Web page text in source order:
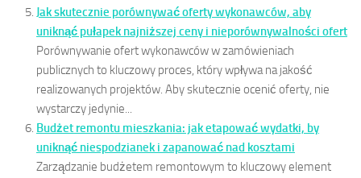
Jak skutecznie porównywać oferty wykonawców, aby
uniknąć pułapek najniższej ceny i nieporównywalności ofert
Porównywanie ofert wykonawców w zamówieniach
publicznych to kluczowy proces, który wpływa na jakość
realizowanych projektów. Aby skutecznie ocenić oferty, nie
wystarczy jedynie...
Budżet remontu mieszkania: jak etapować wydatki, by
uniknąć niespodzianek i zapanować nad kosztami
Zarządzanie budżetem remontowym to kluczowy element